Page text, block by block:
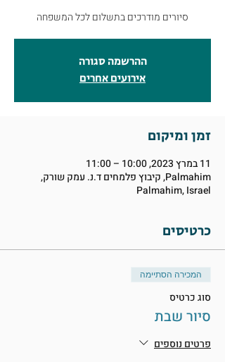
סיורים מודרכים בתשלום לכל המשפחה
ההרשמה סגורה
אירועים אחרים
זמן ומיקום
11 במרץ 2023, 10:00 – 11:00
Palmahim, קיבוץ פלמחים ד.נ. עמק שורק,
Palmahim, Israel
כרטיסים
המכירה הסתיימה
סוג כרטיס
סיור שבת
פרטים נוספים